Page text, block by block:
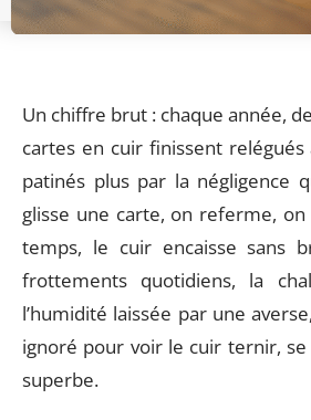
Un chiffre brut : chaque année,
cartes en cuir finissent relégués
patinés plus par la négligence
glisse une carte, on referme, on
temps, le cuir encaisse sans
frottements quotidiens, la
l’humidité laissée par une
ignoré pour voir le cuir ternir,
superbe.